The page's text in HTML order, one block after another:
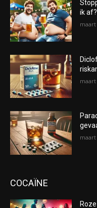
ik af?
maart
maart
maart
COCAÏNE